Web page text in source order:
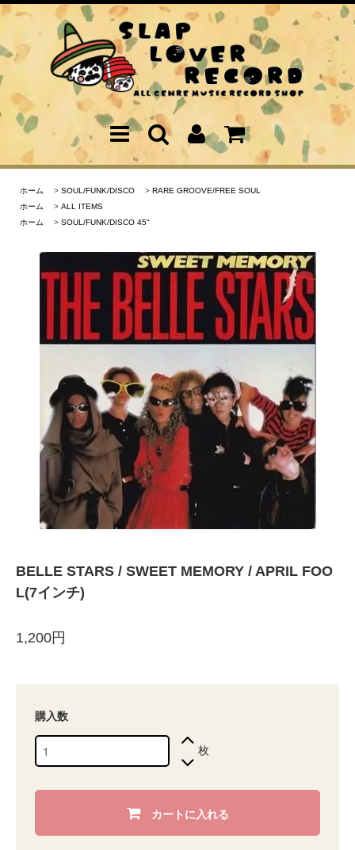
ホーム > SOUL/FUNK/DISCO > RARE GROOVE/FREE SOUL
ホーム
> ALL ITEMS
ホーム
> SOUL/FUNK/DISCO 45"
BELLE STARS / SWEET MEMORY / APRIL FOO
L(7インチ)
1,200円
購入数
枚
カートに入れる